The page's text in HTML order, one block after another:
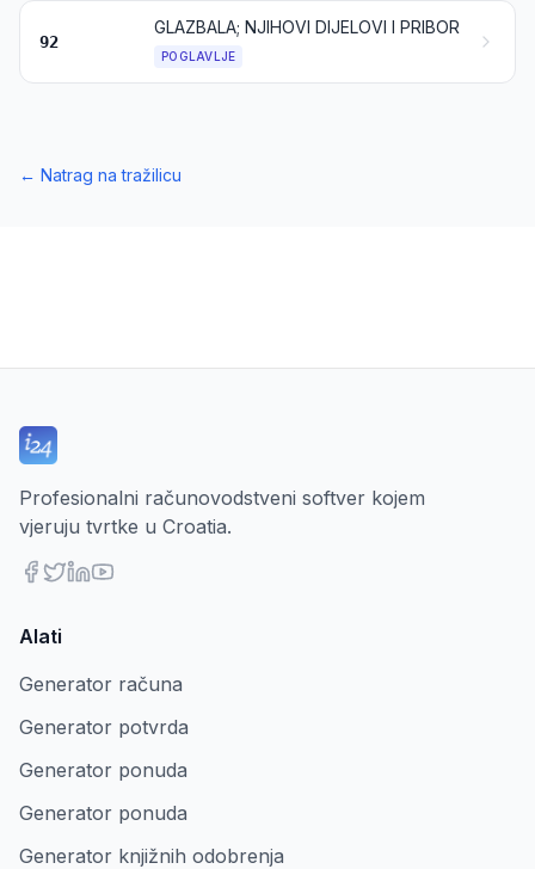
92
GLAZBALA; NJIHOVI DIJELOVI I PRIBOR
POGLAVLJE
← Natrag na tražilicu
Profesionalni računovodstveni softver kojem
vjeruju tvrtke u Croatia.
Alati
Generator računa
Generator potvrda
Generator ponuda
Generator ponuda
Generator knjižnih odobrenja